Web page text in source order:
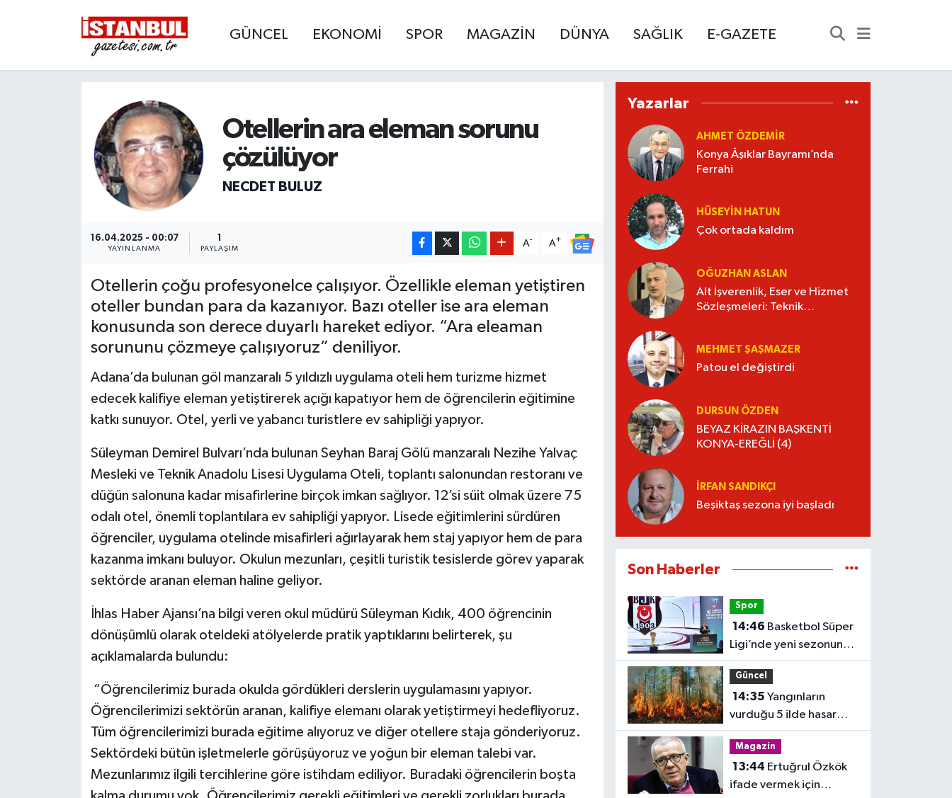
GÜNCEL EKONOMİ SPOR MAGAZİN DÜNYA SAĞLIK E-GAZETE
Otellerin ara eleman sorunu
çözülüyor
NECDET BULUZ
16.04.2025 - 00:07
YAYINLANMA PAYLAŞIM
A- A+
Otellerin çoğu profesyonelce çalışıyor. Özellikle eleman yetiştiren
oteller bundan para da kazanıyor. Bazı oteller ise ara eleman
konusunda son derece duyarlı hareket ediyor. “Ara eleaman
sorununu çözmeye çalışıyoruz” deniliyor.
Adana’da bulunan göl manzaralı 5 yıldızlı uygulama oteli hem turizme hizmet
edecek kalifiye eleman yetiştirerek açığı kapatıyor hem de öğrencilerin eğitimine
katkı sunuyor. Otel, yerli ve yabancı turistlere ev sahipliği yapıyor.
Süleyman Demirel Bulvarı’nda bulunan Seyhan Baraj Gölü manzaralı Nezihe Yalvaç
Mesleki ve Teknik Anadolu Lisesi Uygulama Oteli, toplantı salonundan restoranı ve
düğün salonuna kadar misafirlerine birçok imkan sağlıyor. 12’si süit olmak üzere 75
odalı otel, önemli toplantılara ev sahipliği yapıyor. Lisede eğitimlerini sürdüren
öğrenciler, uygulama otelinde misafirleri ağırlayarak hem staj yapıyor hem de para
kazanma imkanı buluyor. Okulun mezunları, çeşitli turistik tesislerde görev yaparak
sektörde aranan eleman haline geliyor.
İhlas Haber Ajansı’na bilgi veren okul müdürü Süleyman Kıdık, 400 öğrencinin
dönüşümlü olarak oteldeki atölyelerde pratik yaptıklarını belirterek, şu
açıklamalarda bulundu:
“Öğrencilerimiz burada okulda gördükleri derslerin uygulamasını yapıyor.
Öğrencilerimizi sektörün aranan, kalifiye elemanı olarak yetiştirmeyi hedefliyoruz.
Tüm öğrencilerimizi burada eğitime alıyoruz ve diğer otellere staja gönderiyoruz.
Sektördeki bütün işletmelerle görüşüyoruz ve yoğun bir eleman talebi var.
Mezunlarımız ilgili tercihlerine göre istihdam ediliyor. Buradaki öğrencilerin boşta
Yazarlar
AHMET ÖZDEMIR
Konya Âşıklar Bayramı’nda
Ferrahi
HÜSEYIN HATUN
Çok ortada kaldım
OĞUZHAN ASLAN
Alt İşverenlik, Eser ve Hizmet
Sözleşmeleri: Teknik
MEHMET ŞAŞMAZER
Patou el değiştirdi
DURSUN ÖZDEN
BEYAZ KİRAZIN BAŞKENTİ
KONYA-EREĞLİ (4)
İRFAN SANDIKÇI
Beşiktaş sezona iyi başladı
Son Haberler
Spor
14:46
Ligi’nde yeni sezonun
fikstür kura çekimi
yapıldı
Güncel
14:35
vurduğu 5 ilde hasar
tespiti tamamlandı
Magazin
13:44
ifade vermek için
MAGAZİN
BİLİM VE TEKNOLOJİ
OTOMOBİL
KURUMSAL
Nöbetçi Eczaneler
Trafik Durumu
Süper Lig Puan Durumu ve Fikstür
Tüm Manşetler
Son Dakika Haberleri